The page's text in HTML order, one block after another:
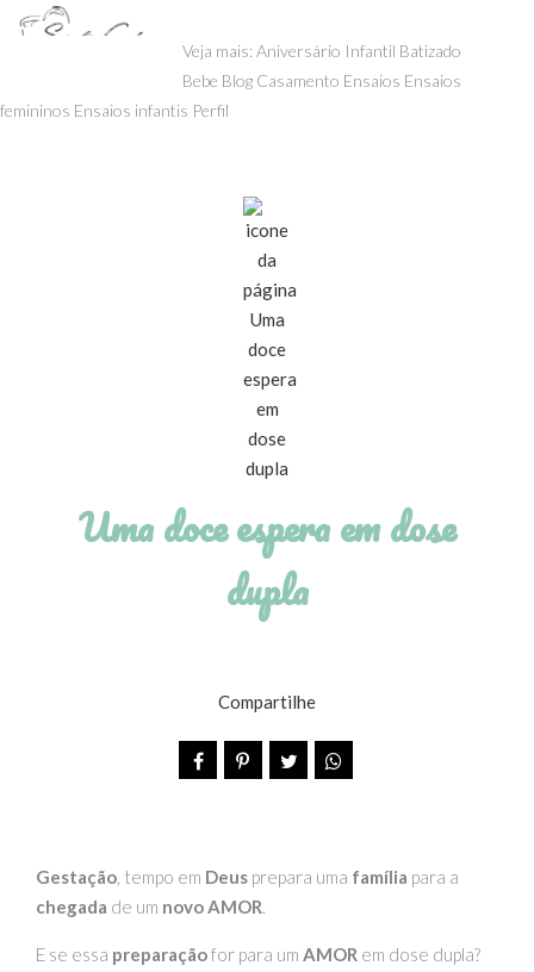
Veja mais:Aniversário Infantil Batizado
Bebe Blog Casamento Ensaios Ensaios
femininos Ensaios infantis Perfil
Uma doce espera em dose
dupla
Compartilhe
Gestação, tempo em Deus prepara uma família para a
chegada de um novo AMOR.
E se essa preparaçãofor para um AMOR em dose dupla?